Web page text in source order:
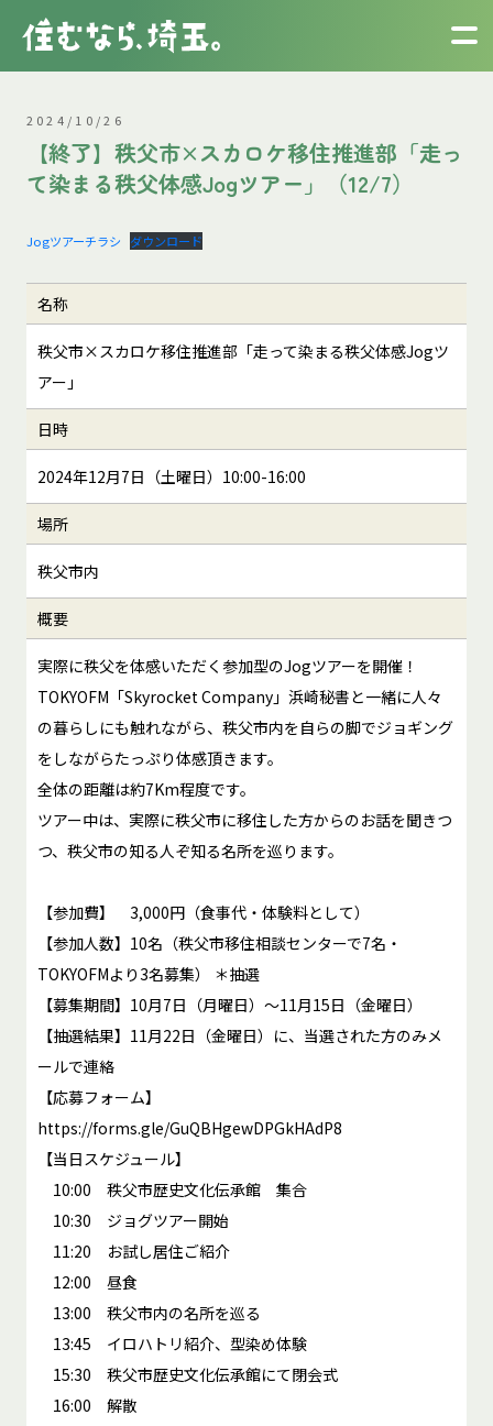
2024/10/26
【終了】秩父市×スカロケ移住推進部「走っ
て染まる秩父体感Jogツアー」（12/7）
Jogツアーチラシ ダウンロード
名称
秩父市×スカロケ移住推進部「走って染まる秩父体感Jogツ
アー」
日時
2024年12月7日（土曜日）10:00-16:00
場所
秩父市内
概要
実際に秩父を体感いただく参加型のJogツアーを開催！
TOKYOFM「Skyrocket Company」浜崎秘書と一緒に人々
の暮らしにも触れながら、秩父市内を自らの脚でジョギング
をしながらたっぷり体感頂きます。
全体の距離は約7Km程度です。
ツアー中は、実際に秩父市に移住した方からのお話を聞きつ
つ、秩父市の知る人ぞ知る名所を巡ります。
【参加費】 3,000円（食事代・体験料として）
【参加人数】10名（秩父市移住相談センターで7名・
TOKYOFMより3名募集） ＊抽選
【募集期間】10月7日（月曜日）〜11月15日（金曜日）
【抽選結果】11月22日（金曜日）に、当選された方のみメ
ールで連絡
【応募フォーム】
https://forms.gle/GuQBHgewDPGkHAdP8
【当日スケジュール】
10:00 秩父市歴史文化伝承館 集合
10:30 ジョグツアー開始
11:20 お試し居住ご紹介
12:00 昼食
13:00 秩父市内の名所を巡る
13:45 イロハトリ紹介、型染め体験
15:30 秩父市歴史文化伝承館にて閉会式
16:00 解散